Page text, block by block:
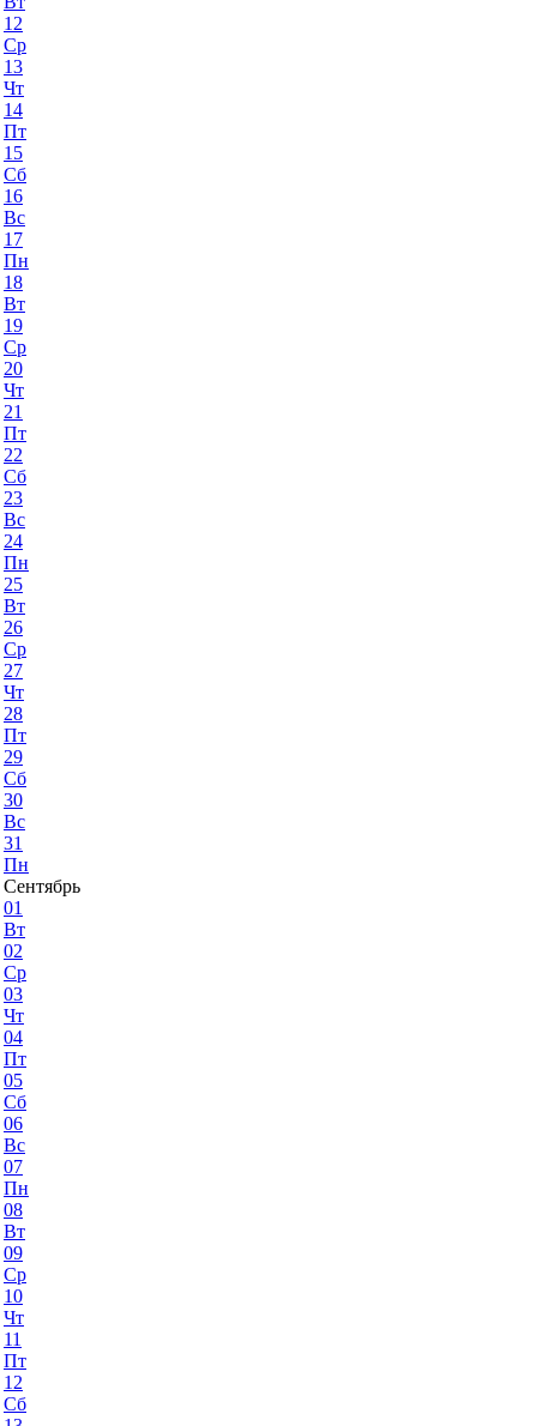
12
Ср
13
Чт
14
Пт
15
Сб
16
Вс
17
Пн
18
Вт
19
Ср
20
Чт
21
Пт
22
Сб
23
Вс
24
Пн
25
Вт
26
Ср
27
Чт
28
Пт
29
Сб
30
Вс
31
Пн
Сентябрь
01
Вт
02
Ср
03
Чт
04
Пт
05
Сб
06
Вс
07
Пн
08
Вт
09
Ср
10
Чт
11
Пт
12
Сб